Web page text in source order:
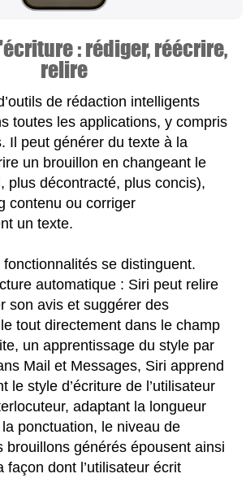
: rédiger, réécrire,
relire
de rédaction intelligents
toutes les applications, y compris
Il peut générer du texte à la
un brouillon en changeant le
plus décontracté, plus concis),
contenu ou corriger
un texte.
se distinguent.
automatique : Siri peut relire
son avis et suggérer des
tout directement dans le champ
un apprentissage du style par
Mail et Messages, Siri apprend
le style d’écriture de l’utilisateur
adaptant la longueur
ponctuation, le niveau de
brouillons générés épousent ainsi
façon dont l’utilisateur écrit